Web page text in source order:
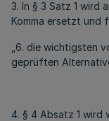
3. In § 3 Satz 1 wird
Komma ersetzt und
„6. die wichtigsten
geprüften
4. § 4 Absatz 1